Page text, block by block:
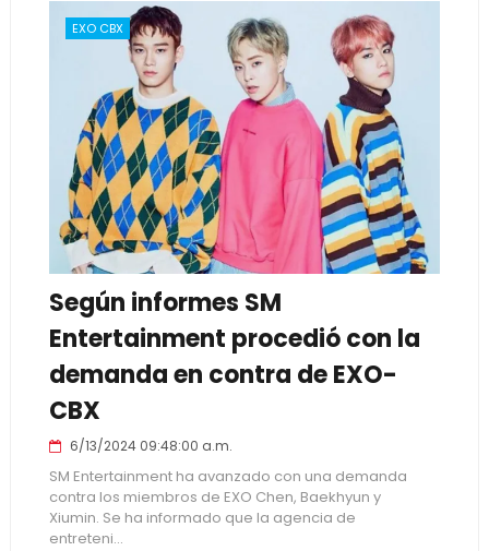
EXO CBX
Según informes SM
Entertainment procedió con la
demanda en contra de EXO-
CBX
6/13/2024 09:48:00 a.m.
SM Entertainment ha avanzado con una demanda
contra los miembros de EXO Chen, Baekhyun y
Xiumin. Se ha informado que la agencia de
entreteni...